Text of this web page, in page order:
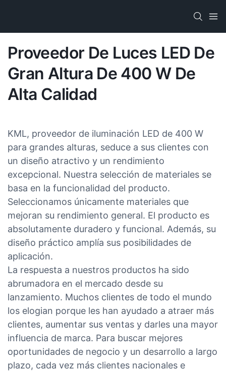
Proveedor De Luces LED De
Gran Altura De 400 W De
Alta Calidad
KML, proveedor de iluminación LED de 400 W
para grandes alturas, seduce a sus clientes con
un diseño atractivo y un rendimiento
excepcional. Nuestra selección de materiales se
basa en la funcionalidad del producto.
Seleccionamos únicamente materiales que
mejoran su rendimiento general. El producto es
absolutamente duradero y funcional. Además, su
diseño práctico amplía sus posibilidades de
aplicación.
La respuesta a nuestros productos ha sido
abrumadora en el mercado desde su
lanzamiento. Muchos clientes de todo el mundo
los elogian porque les han ayudado a atraer más
clientes, aumentar sus ventas y darles una mayor
influencia de marca. Para buscar mejores
oportunidades de negocio y un desarrollo a largo
plazo, cada vez más clientes nacionales e